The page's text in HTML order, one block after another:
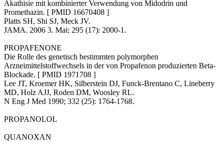
Akathisie mit kombinierter Verwendung von Midodrin und
Promethazin. [ PMID 16670408 ]
Platts SH, Shi SJ, Meck JV.
JAMA. 2006 3. Mai; 295 (17): 2000-1.
PROPAFENONE
Die Rolle des genetisch bestimmten polymorphen
Arzneimittelstoffwechsels in der von Propafenon produzierten Beta-
Blockade. [ PMID 1971708 ]
Lee JT, Kroemer HK, Silberstein DJ, Funck-Brentano C, Lineberry
MD, Holz AJJ, Roden DM, Woosley RL.
N Eng J Med 1990; 332 (25): 1764-1768.
PROPANOLOL
QUANOXAN